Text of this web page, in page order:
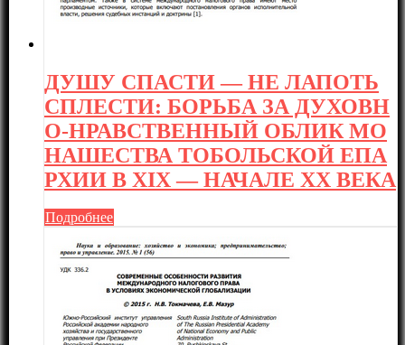
ДУШУ СПАСТИ — НЕ ЛАПОТЬ
СПЛЕСТИ: БОРЬБА ЗА ДУХОВН
О-НРАВСТВЕННЫЙ ОБЛИК МО
НАШЕСТВА ТОБОЛЬСКОЙ ЕПА
РХИИ В XIX — НАЧАЛЕ XX ВЕКА
Подробнее